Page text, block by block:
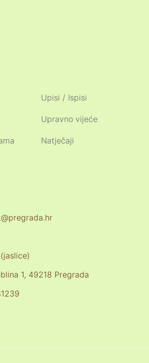
Upisi / Ispisi
Upravno vijeće
Natječaji
1, 49218 Pregrada